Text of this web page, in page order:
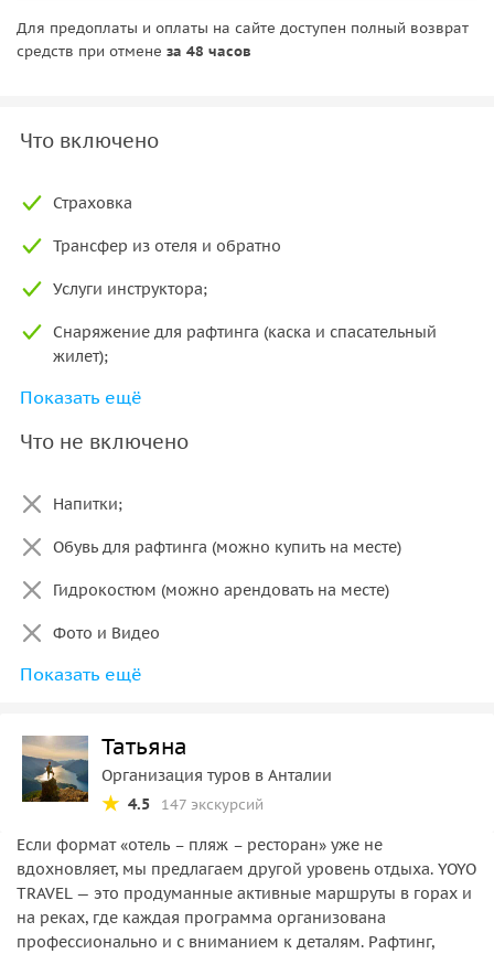
Для предоплаты и оплаты на сайте доступен полный возврат
средств при отмене за 48 часов
Что включено
Страховка
Трансфер из отеля и обратно
Услуги инструктора;
Снаряжение для рафтинга (каска и спасательный
жилет);
Общие надувные лодки или каяки , весла;
Обед на базе (куриный шашлык, булгур , макароны,
Сафари на джипах Ланд Ровер ( шофер наш ) в
дополнительной оплаты)
Показать ещё
Что не включено
Напитки;
Обувь для рафтинга (можно купить на месте)
Гидрокостюм (можно арендовать на месте)
Фото и Видео
Zipline во время рафтинга ( можно купить на месте
Mega ZipLine из каньона Тазы ( можно заказать во
время бронирования)
Официальная смотровая площадка каньона Тазы
(платный вход)
Показать ещё
Татьяна
Организация туров в Анталии
4.5
147 экскурсий
Если формат «отель – пляж – ресторан» уже не
вдохновляет, мы предлагаем другой уровень отдыха. YOYO
TRAVEL — это продуманные активные маршруты в горах и
на реках, где каждая программа организована
профессионально и с вниманием к деталям. Рафтинг,